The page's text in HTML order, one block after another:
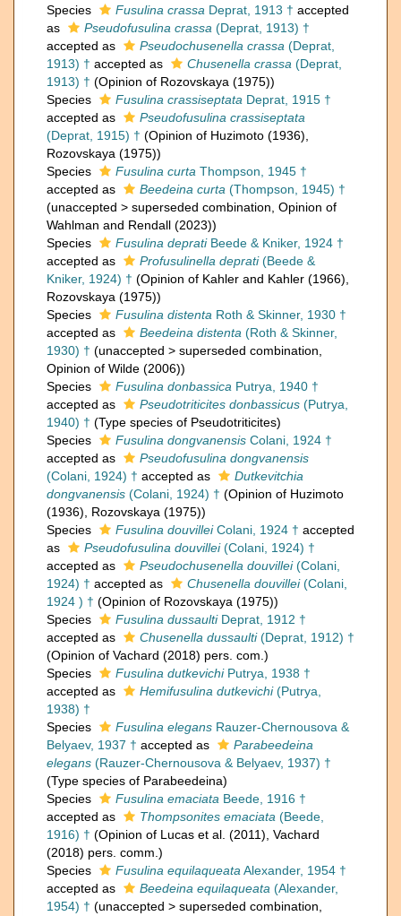
Species
Fusulina crassa Deprat, 1913 † accepted
as
Pseudofusulina crassa (Deprat, 1913) †
accepted as
Pseudochusenella crassa (Deprat,
1913) † accepted as Chusenella crassa (Deprat,
1913) † (Opinion of Rozovskaya (1975))
Species
Fusulina crassiseptata Deprat, 1915 †
accepted as
Pseudofusulina crassiseptata
(Deprat, 1915) † (Opinion of Huzimoto (1936),
Rozovskaya (1975))
Species
Fusulina curta Thompson, 1945 †
accepted as
Beedeina curta (Thompson, 1945) †
(unaccepted > superseded combination , Opinion of
Wahlman and Rendall (2023))
Species
Fusulina depratiBeede & Kniker, 1924 †
accepted as
Profusulinella deprati(Beede &
Kniker, 1924) † (Opinion of Kahler and Kahler (1966),
Rozovskaya (1975))
Species
Fusulina distenta Roth & Skinner, 1930 †
accepted as
Beedeina distenta (Roth & Skinner,
1930) † (unaccepted > superseded combination
Opinion of Wilde (2006))
Species
Fusulina donbassica Putrya, 1940 †
accepted as
Pseudotriticites donbassicus (Putrya,
1940) † (Type species of Pseudotriticites)
Species
Fusulina dongvanensis Colani, 1924 †
accepted as
Pseudofusulina dongvanensis
(Colani, 1924) † accepted as
Dutkevitchia
dongvanensis (Colani, 1924) † (Opinion of Huzimoto
(1936), Rozovskaya (1975))
Species
Fusulina douvilleiColani, 1924 † accepted
as
Pseudofusulina douvillei(Colani, 1924) †
accepted as
Pseudochusenella douvillei(Colani,
1924) † accepted as Chusenella douvillei(Colani,
1924 ) † (Opinion of Rozovskaya (1975))
Species
Fusulina dussaultiDeprat, 1912 †
accepted as
Chusenella dussaulti(Deprat, 1912) †
(Opinion of Vachard (2018) pers. com.)
Species
Fusulina dutkevichiPutrya, 1938 †
accepted as
Hemifusulina dutkevichi(Putrya,
1938) †
Species
Fusulina elegans Rauzer-Chernousova &
Belyaev, 1937 † accepted as
Parabeedeina
elegans (Rauzer-Chernousova & Belyaev, 1937) †
(Type species of Parabeedeina)
Species
Fusulina emaciata Beede, 1916 †
accepted as
Thompsonites emaciata (Beede,
1916) † (Opinion of Lucas et al. (2011), Vachard
(2018) pers. comm.)
Species
Fusulina equilaqueata Alexander, 1954 †
accepted as
Beedeina equilaqueata (Alexander,
1954) † (unaccepted > superseded combination